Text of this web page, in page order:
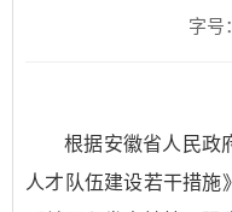
字号：
根据安徽省人民政
人才队伍建设若干措施